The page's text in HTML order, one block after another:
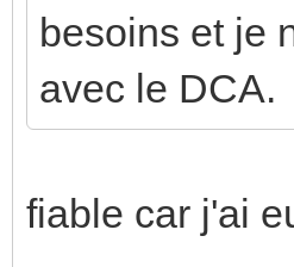
besoins et je
avec le DCA.
fiable car j'ai